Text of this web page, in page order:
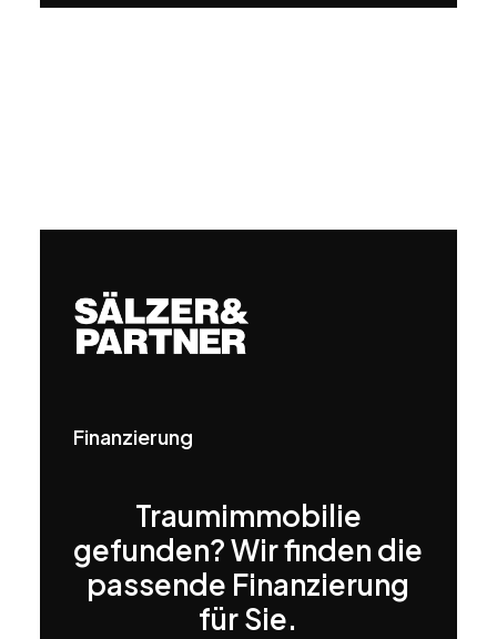
Finanzierung
Traumimmobilie
gefunden? Wir finden die
passende Finanzierung
für Sie.